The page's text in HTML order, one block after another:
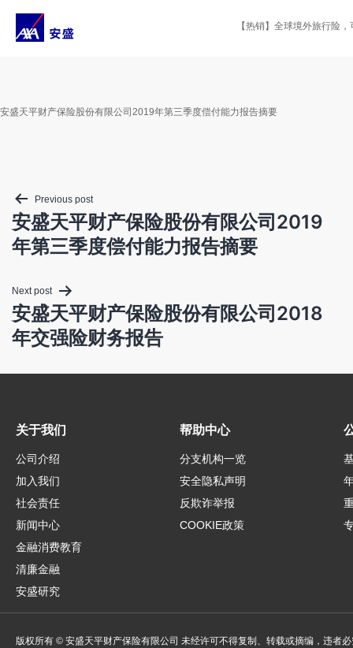
content
【热销】全球境外旅行险，可
安盛天平财产保险股份有限公司2019年第三季度偿付能力报告摘要
Post
navigation
Previous post
安盛天平财产保险股份有限公司2019
年第三季度偿付能力报告摘要
Next post
安盛天平财产保险股份有限公司2018
年交强险财务报告
关于我们
公司介绍
加入我们
社会责任
新闻中心
金融消费教育
清廉金融
安盛研究
帮助中心
分支机构一览
安全隐私声明
反欺诈举报
COOKIE政策
版权所有 © 安盛天平财产保险有限公司 未经许可不得复制、转载或摘编，违者